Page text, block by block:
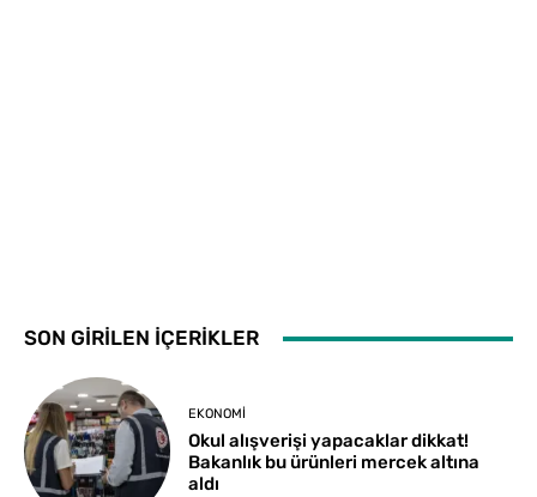
SON GİRİLEN İÇERİKLER
EKONOMI
Okul alışverişi yapacaklar dikkat!
Bakanlık bu ürünleri mercek altına
aldı